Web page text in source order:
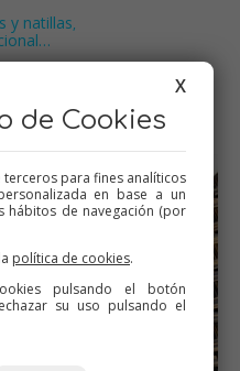
y natillas,
…
X
de Cookies
para fines analíticos
en base a un
de navegación (por
política de cookies.
pulsando el botón
su uso pulsando el